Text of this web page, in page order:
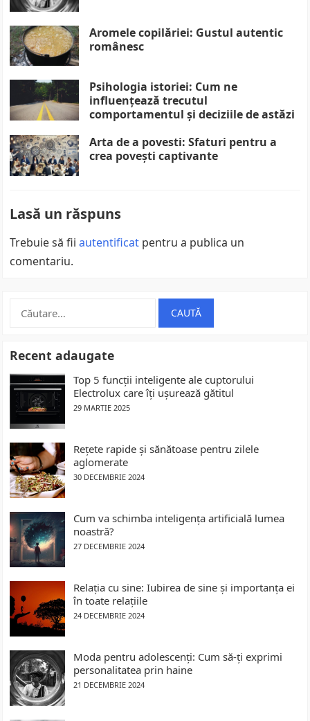
Aromele copilăriei: Gustul autentic
românesc
Psihologia istoriei: Cum ne
influențează trecutul
comportamentul și deciziile de astăzi
Arta de a povesti: Sfaturi pentru a
crea povești captivante
Lasă un răspuns
Trebuie să fiiautentificat pentru a publica un
comentariu.
Caută
Recent adaugate
Top 5 funcții inteligente ale cuptorului
Electrolux care îți ușurează gătitul
29 MARTIE 2025
Rețete rapide și sănătoase pentru zilele
aglomerate
30 DECEMBRIE 2024
Cum va schimba inteligența artificială lumea
noastră?
27 DECEMBRIE 2024
Relația cu sine: Iubirea de sine și importanța ei
în toate relațiile
24 DECEMBRIE 2024
Moda pentru adolescenți: Cum să-ți exprimi
personalitatea prin haine
21 DECEMBRIE 2024